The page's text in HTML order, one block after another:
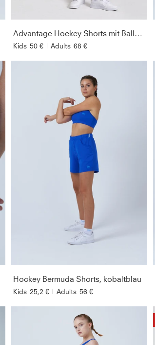
Advantage Hockey Shorts mit Ballhalter, grau blau
Kids 50 € | Adults 68 €
Hockey Bermuda Shorts, kobaltblau
Kids 25,2 € | Adults 56 €